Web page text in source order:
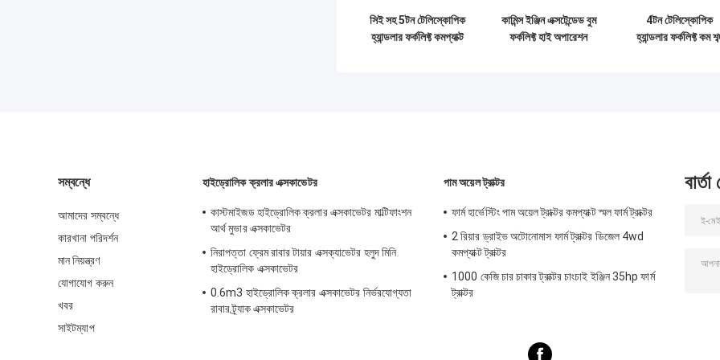
সিই সহ 5টন টেলিস্কোপিক
হ্যান্ডলার ফর্কলিফ্ট কমপ্যাক্ট
কামিন্স ইঞ্জিন এক্সটেন্ডেড বুম
ফর্কলিফ্ট হাই অপারেশন
4টন টেলিস্কোপিক
হ্যান্ডলার ফর্কলিফ্ট কম
সম্বন্ধে
আমাদের সম্বন্ধে
কারখানা পরিদর্শন
মান নিয়ন্ত্রণ
যোগাযোগ করুন
খবর
সাইটম্যাপ
হাইড্রোলিক ক্রলার এক্সকাভেটর
কাস্টমাইজড হাইড্রোলিক ক্রলার এক্সকাভেটর মাল্টিফাংশন
আর্থ মুভার এক্সকাভেটর
নিরাপত্তা ফ্রেম রাবার টায়ার এক্সক্যাভেটর হলুদ মিনি
হাইড্রোলিক এক্সকাভেটর
0.6m3 হাইড্রোলিক ক্রলার এক্সকাভেটর নির্ভরযোগ্যতা
রাবার ট্র্যাক এক্সকাভেটর
পাম অয়েল ট্রাক্টর
ফার্ম হার্ভেস্টিং পাম অয়েল ট্রাক্টর কমপ্যাক্ট স্মল ফার্ম ট্রাক্টর
2 রিয়ার ড্রাইভ অটোনোমাস ফার্ম ট্রাক্টর ডিজেল 4wd
কমপ্যাক্ট ট্রাক্টর
1000 কেজি চার চাকার ট্রাক্টর চাংচাই ইঞ্জিন 35hp ফার্ম
ট্রাক্টর
বার্তা